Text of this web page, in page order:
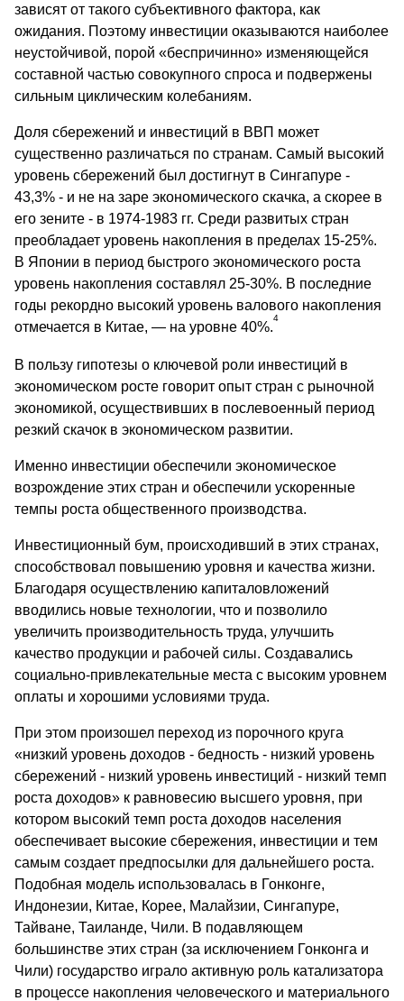
зависят от такого субъективного фактора, как
ожидания. Поэтому инвестиции оказываются наиболее
неустойчивой, порой «беспричинно» изменяющейся
составной частью совокупного спроса и подвержены
сильным цикличес­ким колебаниям.
Доля сбережений и инвестиций в ВВП может
существенно различаться по странам. Самый высокий
уровень сбережений был достигнут в Сингапуре -
43,3% - и не на заре экономического скачка, а скорее в
его зените - в 1974-1983 гг. Среди развитых стран
преобладает уровень накопления в пределах 15-25%.
В Японии в период быстрого экономического роста
уровень накопления составлял 25-30%. В последние
годы рекордно высокий уровень валового накопления
отмечается в Китае, — на уровне 40%.
4
В пользу гипотезы о ключевой роли инвестиций в
экономическом росте говорит опыт стран с рыночной
экономикой, осуществивших в послевоенный период
резкий скачок в экономическом развитии.
Именно инвестиции обеспечили экономическое
возрождение этих стран и обеспечили ускоренные
темпы роста общественного производства.
Инвестиционный бум, происходивший в этих странах,
способствовал повышению уровня и качества жизни.
Благодаря осуществлению капиталовложений
вводились новые технологии, что и позволило
увеличить производительность труда, улучшить
качество продукции и рабочей силы. Создавались
социально-привлекательные места с высоким уровнем
оплаты и хорошими условиями труда.
При этом произошел переход из порочного круга
«низкий уровень доходов - бедность - низкий уровень
сбережений - низкий уровень инвестиций - низкий темп
роста доходов» к равновесию высшего уровня, при
котором высокий темп роста доходов населения
обеспечивает высокие сбережения, инвестиции и тем
самым создает предпосылки для дальнейшего роста.
Подобная модель использовалась в Гонконге,
Индонезии, Китае, Корее, Малайзии, Сингапуре,
Тайване, Таиланде, Чили. В подавляющем
большинстве этих стран (за исключением Гонконга и
Чили) государство играло активную роль катализатора
в процессе накопления человеческого и материального